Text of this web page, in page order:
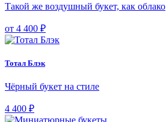
Такой же воздушный букет, как облако
от 4 400 ₽
Тотал Блэк
Чёрный букет на стиле
4 400 ₽